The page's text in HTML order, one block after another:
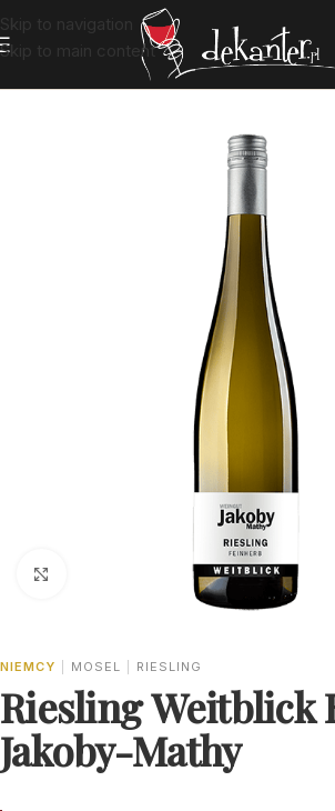
Skip to navigation
Skip to main content
NIEMCY MOSEL RIESLING
Riesling Weitblick
Jakoby-Mathy